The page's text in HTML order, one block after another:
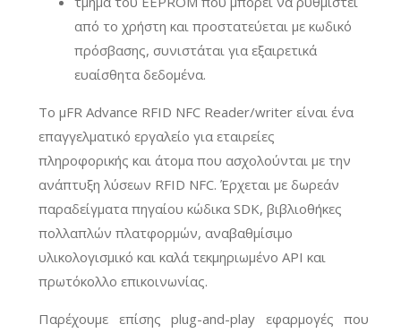
από το χρήστη και προστατεύεται με κωδικό
πρόσβασης, συνιστάται για εξαιρετικά
ευαίσθητα δεδομένα.
Το μFR Advance RFID NFC Reader/writer είναι ένα
επαγγελματικό εργαλείο για εταιρείες
πληροφορικής και άτομα που ασχολούνται με την
ανάπτυξη λύσεων RFID NFC. Έρχεται με δωρεάν
παραδείγματα πηγαίου κώδικα SDK, βιβλιοθήκες
πολλαπλών πλατφορμών, αναβαθμίσιμο
υλικολογισμικό και καλά τεκμηριωμένο API και
πρωτόκολλο επικοινωνίας.
Παρέχουμε επίσης plug-and-play εφαρμογές που